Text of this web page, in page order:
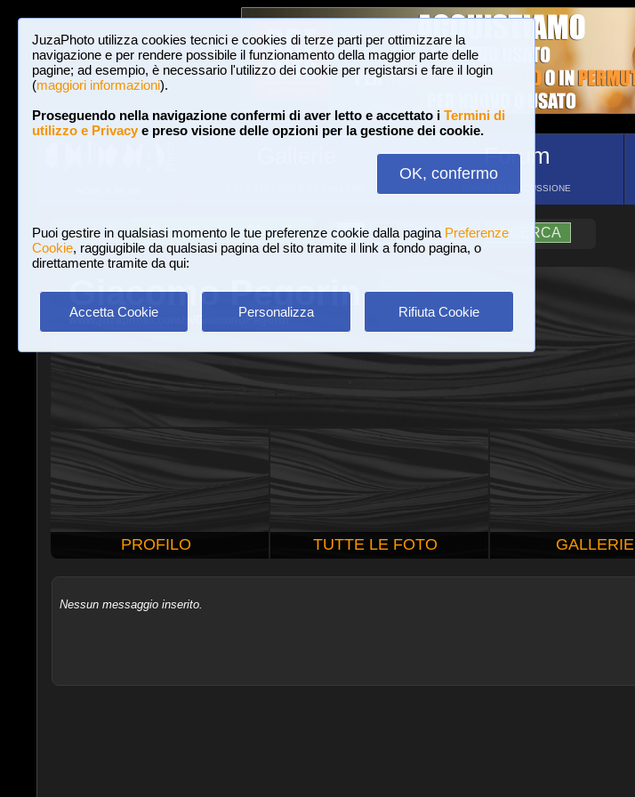
JuzaPhoto utilizza cookies tecnici e cookies di terze parti per ottimizzare la
navigazione e per rendere possibile il funzionamento della maggior parte delle
pagine; ad esempio, è necessario l'utilizzo dei cookie per registarsi e fare il login
(maggiori informazioni).
Proseguendo nella navigazione confermi di aver letto e accettato i Termini di
utilizzo e Privacye preso visione delle opzioni per la gestione dei cookie.
OK, confermo
Puoi gestire in qualsiasi momento le tue preferenze cookie dalla pagina Preferenze
Cookie, raggiugibile da qualsiasi pagina del sito tramite il link a fondo pagina, o
direttamente tramite da qui:
Accetta Cookie Personalizza Rifiuta Cookie
Forum
FORUM DI DISCUSSIONE
Login Iscriviti a JuzaPhoto! A A ?AIUTO RICERCA
Giacomo Pegorin
www.juzaphoto.com/p/GiacomoPegorin
PROFILO TUTTE LE FOTO GALLERIE
Nessun messaggio inserito.